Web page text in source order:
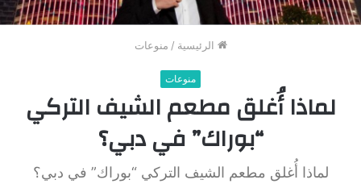
الرئيسية / منوعات
منوعات
لماذا أُغلق مطعم الشيف التركي
“بوراك” في دبي؟
لماذا أُغلق مطعم الشيف التركي “بوراك” في دبي؟